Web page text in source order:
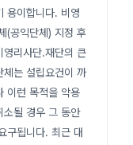
용이합니다. 비영
(공익단체) 지정 후
영리사단.재단의 큰
체는 설립요건이 까
이런 목적을 악용
소될 경우 그 동안
구됩니다. 최근 대